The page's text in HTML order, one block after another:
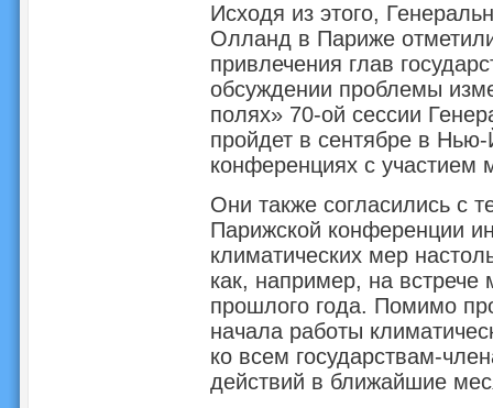
Исходя из этого,
Олланд в Париже
привлечения глав
обсуждении проблемы
полях» 70-ой сессии
пройдет в сентябре в
конференциях с участием
Они также согласились с
Парижской конференции
климатических мер
как, например, на
прошлого года. Помимо
начала работы
ко всем государствам-
действий в ближайшие